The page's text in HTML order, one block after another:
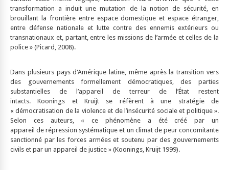
transformation a induit une mutation de la notion de sécurité, en
brouillant la frontière entre espace domestique et espace étranger,
entre défense nationale et lutte contre des ennemis extérieurs ou
transnationaux et, partant, entre les missions de l’armée et celles de la
police » (Picard, 2008).
Dans plusieurs pays d'Amérique latine, même après la transition vers
des gouvernements formellement démocratiques, des parties
substantielles de l’appareil de terreur de l’État restent
intacts. Koonings et Kruijt se réfèrent à une stratégie de
« démocratisation de la violence et de l’insécurité sociale et politique ».
Selon ces auteurs, « ce phénomène a été créé par un
appareil de répression systématique et un climat de peur concomitante
sanctionné par les forces armées et soutenu par des gouvernements
civils et par un appareil de justice » (Koonings, Kruijt 1999).